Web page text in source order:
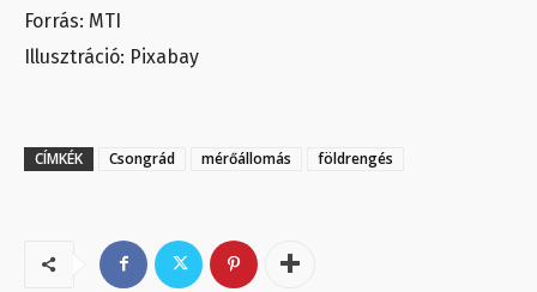
Forrás: MTI
Illusztráció: Pixabay
CÍMKÉK Csongrád mérőállomás földrengés